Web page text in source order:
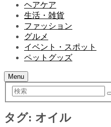
ヘアケア
生活・雑貨
ファッション
グルメ
イベント・スポット
ペットグッズ
Menu
検
索
タグ: オイル